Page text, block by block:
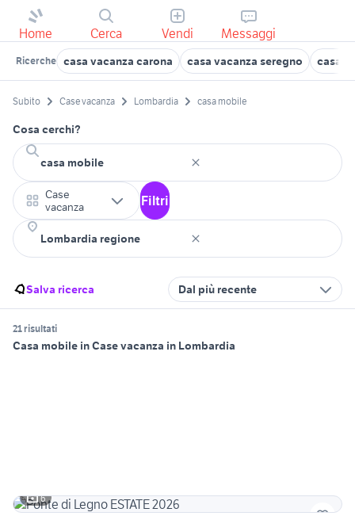
Home Cerca Vendi Messaggi
Ricerche casa vacanza carona casa vacanza seregno casa
Subito Case vacanza Lombardia casa mobile
Cosa cerchi?
Case
vacanza
Filtri
Salva ricerca Dal più recente
21 risultati
Casa mobile in Case vacanza in Lombardia
6